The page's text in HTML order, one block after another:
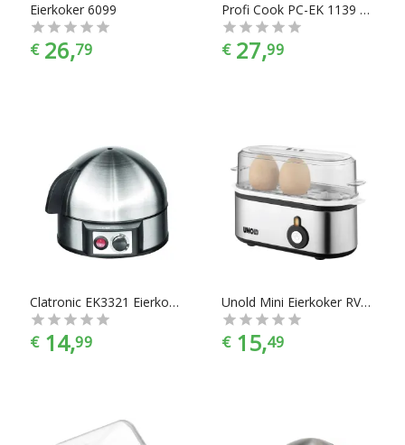
Eierkoker 6099
€ 26,79
Profi Cook PC-EK 1139 Eierkoker RVS
€ 27,99
Clatronic EK3321 Eierkoker RVS (geborsteld)
€ 14,99
Unold Mini Eierkoker RVS, Zwart
€ 15,49